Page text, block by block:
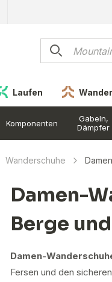
Laufen
Komponenten
Gabeln,
Dämpfer
Wanderschuhe
Damen-
Berge
Damen-
Fersen und den